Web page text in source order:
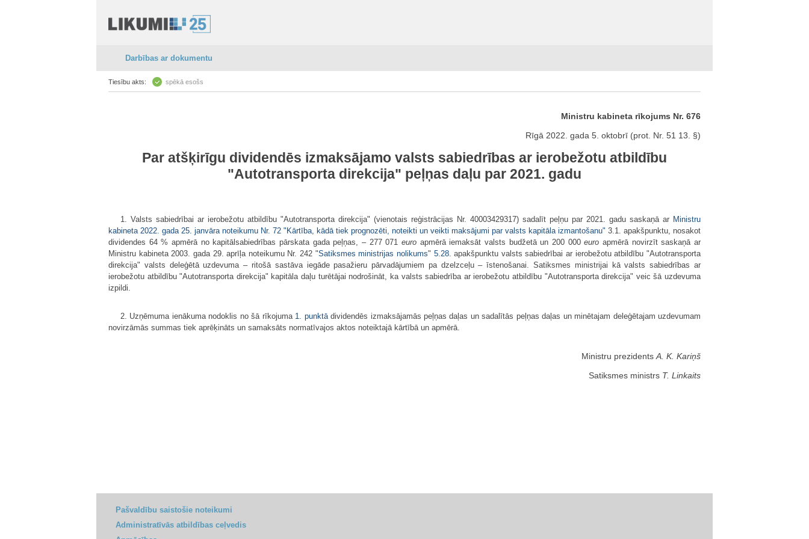
Darbības ar dokumentu
Tiesību akts: spēkā esošs
Ministru kabineta rīkojums Nr. 676
Rīgā 2022. gada 5. oktobrī (prot. Nr. 51 13. §)
Par atšķirīgu dividendēs izmaksājamo valsts sabiedrības ar ierobežotu atbildību
"Autotransporta direkcija" peļņas daļu par 2021. gadu
1. Valsts sabiedrībai ar ierobežotu atbildību "Autotransporta direkcija" (vienotais reģistrācijas Nr. 40003429317) sadalīt peļņu par 2021. gadu saskaņā ar Ministru
kabineta 2022. gada 25. janvāra noteikumu Nr. 72 "Kārtība, kādā tiek prognozēti, noteikti un veikti maksājumi par valsts kapitāla izmantošanu" 3.1. apakšpunktu, nosakot
dividendes 64 % apmērā no kapitālsabiedrības pārskata gada peļņas, – 277 071 euro apmērā iemaksāt valsts budžetā un 200 000euro apmērā novirzīt saskaņā ar
Ministru kabineta 2003. gada 29. aprīļa noteikumu Nr. 242 "Satiksmes ministrijas nolikums" 5.28. apakšpunktu valsts sabiedrībai ar ierobežotu atbildību "Autotransporta
direkcija" valsts deleģētā uzdevuma – ritošā sastāva iegāde pasažieru pārvadājumiem pa dzelzceļu – īstenošanai. Satiksmes ministrijai kā valsts sabiedrības ar
ierobežotu atbildību "Autotransporta direkcija" kapitāla daļu turētājai nodrošināt, ka valsts sabiedrība ar ierobežotu atbildību "Autotransporta direkcija" veic šā uzdevuma
izpildi.
2. Uzņēmuma ienākuma nodoklis no šā rīkojuma 1. punktādividendēs izmaksājamās peļņas daļas un sadalītās peļņas daļas un minētajam deleģētajam uzdevumam
novirzāmās summas tiek aprēķināts un samaksāts normatīvajos aktos noteiktajā kārtībā un apmērā.
Ministru prezidents A. K. Kariņš
Satiksmes ministrs T. Linkaits
Pašvaldību saistošie noteikumi
Administratīvās atbildības ceļvedis